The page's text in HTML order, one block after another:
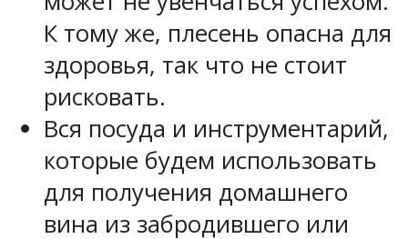
К тому же, плесень опасна для
здоровья, так что не стоит
рисковать.
Вся посуда и инструментарий,
которые будем использовать
для получения домашнего
вина из забродившего или